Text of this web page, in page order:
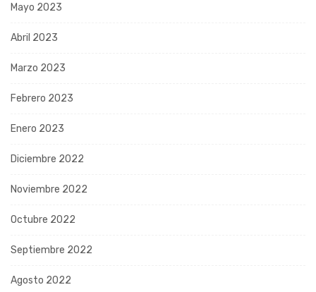
Mayo 2023
Abril 2023
Marzo 2023
Febrero 2023
Enero 2023
Diciembre 2022
Noviembre 2022
Octubre 2022
Septiembre 2022
Agosto 2022